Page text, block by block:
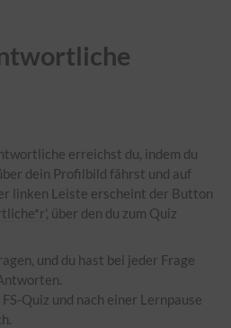
erreichst du, indem du
dein Profilbild fährst und auf
linken Leiste erscheint der Button
', über den du zum Quiz
und du hast bei jeder Frage
Quiz und nach einer Lernpause